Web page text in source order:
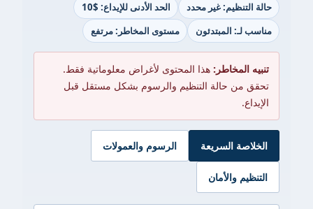
حالة التنظيم: غير محدد
الحد الأدنى للإيداع: $10
مناسب لـ: المبتدئون
مستوى المخاطر: مرتفع
تنبيه المخاطر: هذا المحتوى لأغراض معلوماتية فقط.
تحقق من حالة التنظيم والرسوم بشكل مستقل قبل
الإيداع.
الخلاصة السريعة الرسوم والعمولات
التنظيم والأمان